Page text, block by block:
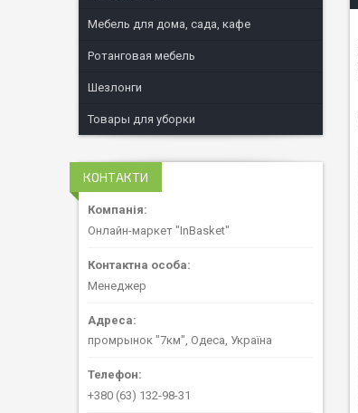
Мебель для дома, сада, кафе
Ротанговая мебель
Шезлонги
Товары для уборки
КОНТАКТИ
Онлайн-маркет "InBasket"
Менеджер
промрынок "7км", Одеса, Україна
+380 (63) 132-98-31